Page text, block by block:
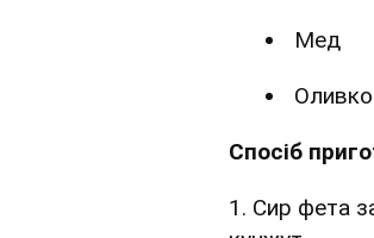
Мед
Спосіб
1. Сир фета